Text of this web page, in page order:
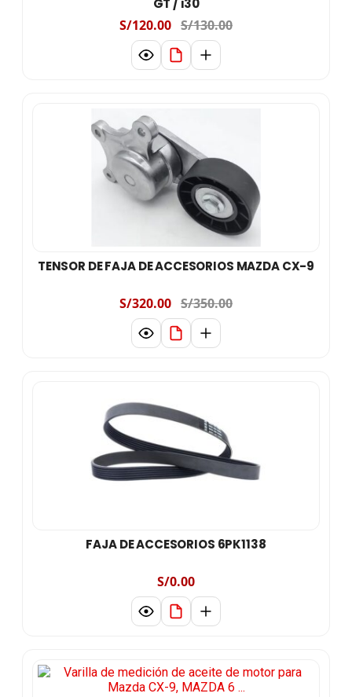
GT / i30
S/120.00 S/130.00
TENSOR DE FAJA DE ACCESORIOS MAZDA CX-9
S/320.00 S/350.00
FAJA DE ACCESORIOS 6PK1138
S/0.00